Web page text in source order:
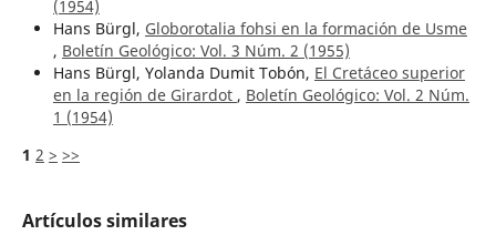
(1954)
Hans Bürgl, Globorotalia fohsi en la formación de Usme
, Boletín Geológico: Vol. 3 Núm. 2 (1955)
Hans Bürgl, Yolanda Dumit Tobón, El Cretáceo superior
en la región de Girardot , Boletín Geológico: Vol. 2 Núm.
1 (1954)
1 2 > >>
Artículos similares